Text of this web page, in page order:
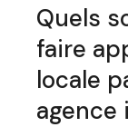
Quels
faire
locale
agence